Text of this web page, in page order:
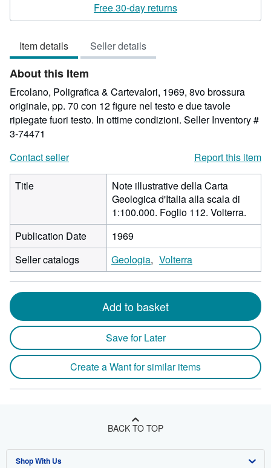
5
of
5
stars
Free 30-day returns
Item details Seller details
About this Item
Ercolano, Poligrafica & Cartevalori, 1969, 8vo brossura
originale, pp. 70 con 12 figure nel testo e due tavole
ripiegate fuori testo. In ottime condizioni. Seller Inventory #
3-74471
Contact seller
Report this item
Title
Note illustrative della Carta
Geologica d'Italia alla scala di
1:100.000. Foglio 112. Volterra.
Publication Date
1969
Seller catalogs
Geologia Volterra
Add to basket
Save for Later
Create a Want for similar items
BACK TO TOP
Shop With Us